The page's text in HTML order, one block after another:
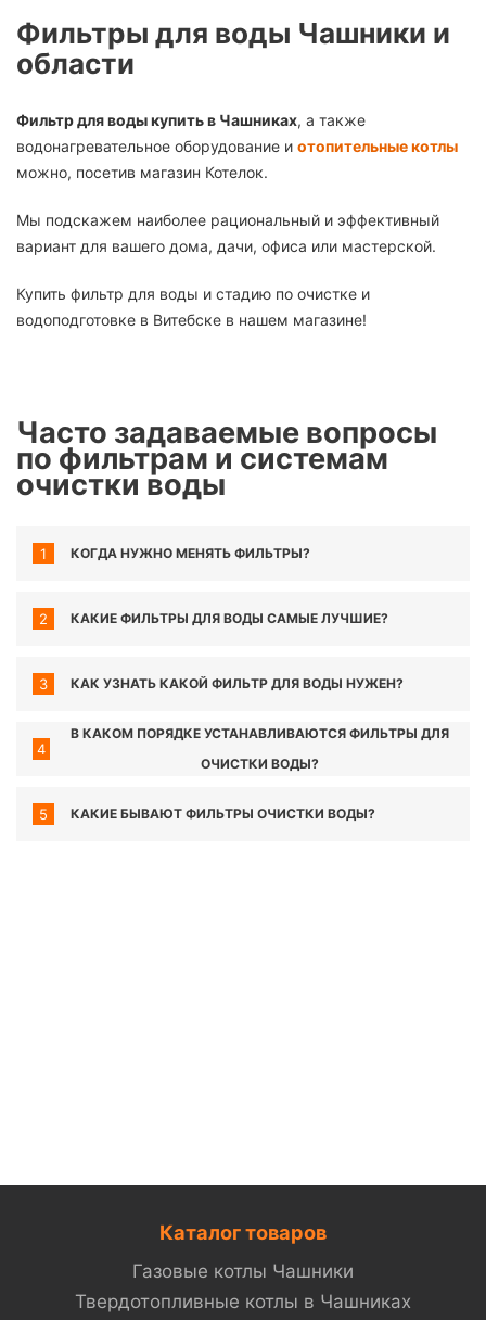
Фильтры для воды Чашники и
области
Фильтр для воды купить в Чашниках, а также
водонагревательное оборудование и отопительные котлы
можно, посетив магазин Котелок.
Мы подскажем наиболее рациональный и эффективный
вариант для вашего дома, дачи, офиса или мастерской.
Купить фильтр для воды и стадию по очистке и
водоподготовке в Витебске в нашем магазине!
Часто задаваемые вопросы
по фильтрам и системам
очистки воды
1 КОГДА НУЖНО МЕНЯТЬ ФИЛЬТРЫ?
2 КАКИЕ ФИЛЬТРЫ ДЛЯ ВОДЫ САМЫЕ ЛУЧШИЕ?
3 КАК УЗНАТЬ КАКОЙ ФИЛЬТР ДЛЯ ВОДЫ НУЖЕН?
4
В КАКОМ ПОРЯДКЕ УСТАНАВЛИВАЮТСЯ ФИЛЬТРЫ ДЛЯ
ОЧИСТКИ ВОДЫ?
5 КАКИЕ БЫВАЮТ ФИЛЬТРЫ ОЧИСТКИ ВОДЫ?
Каталог товаров
Газовые котлы Чашники
Твердотопливные котлы в Чашниках